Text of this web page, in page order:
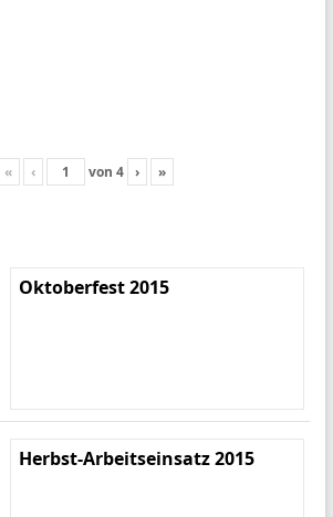
« ‹ von 4 › »
Oktoberfest 2015
Herbst-Arbeitseinsatz 2015